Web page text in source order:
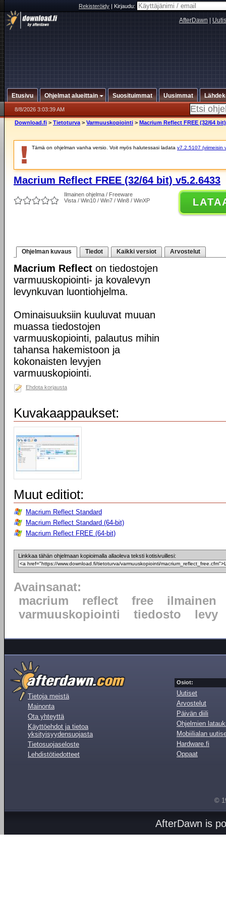
Rekisteröidy|Kirjaudu:
AfterDawn
Etusivu Ohjelmat alueittain Suosituimmat Uusimmat
8/8/2026 3:03:39 AM
Download.fi > Tietoturva > Varmuuskopiointi > Macrium Reflect FREE (32/64
Tämä on ohjelman vanha versio. Voit myös halutessasi ladata v7.2.5107 (viimeisin
Macrium Reflect FREE (32/64 bit) v5.2.6433
Ilmainen ohjelma / Freeware
Vista / Win10 / Win7 / Win8 / WinXP
Ohjelman kuvaus Tiedot Kaikki versiot Arvostelut
Macrium Reflect on tiedostojen
varmuuskopiointi- ja kovalevyn
levynkuvan luontiohjelma.
Ominaisuuksiin kuuluvat muuan
muassa tiedostojen
varmuuskopiointi, palautus mihin
tahansa hakemistoon ja
kokonaisten levyjen
varmuuskopiointi.
Ehdota korjausta
Kuvakaappaukset:
Muut editiot:
Macrium Reflect Standard
Macrium Reflect Standard (64-bit)
Macrium Reflect FREE (64-bit)
Linkkaa tähän ohjelmaan kopioimalla allaoleva teksti kotisivuillesi:
Avainsanat:
macrium
reflect free
ilmainen
varmuuskopiointi
tiedosto levy
Tietoja meistä
Mainonta
Ota yhteyttä
Käyttöehdot ja tietoa
yksityisyydensuojasta
Tietosuojaseloste
Lehdistötiedotteet
Osiot:
Uutiset
Arvostelut
Päivän diili
Ohjelmien
Mobiilialan
Hardware.fi
Oppaat
©
AfterDawn is